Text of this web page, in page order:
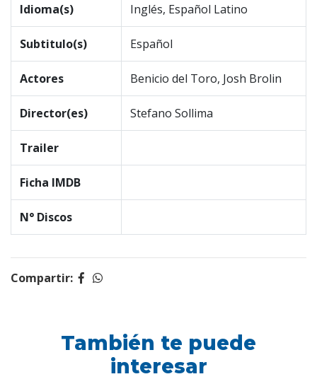
Idioma(s) Inglés, Español Latino
Subtitulo(s) Español
Actores Benicio del Toro, Josh Brolin
Director(es) Stefano Sollima
Trailer
Ficha IMDB
N° Discos
Compartir:
También te puede
interesar